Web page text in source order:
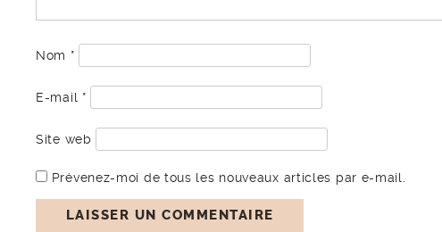
Nom *
E-mail *
Site web
Prévenez-moi de tous les nouveaux articles par e-mail.